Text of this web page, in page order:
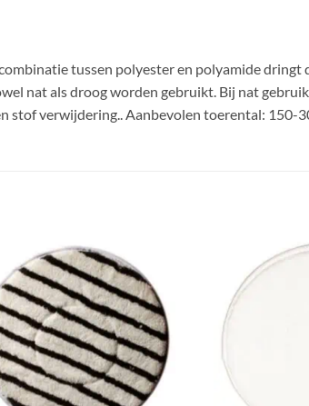
tussen polyester en polyamide
nat als droog worden gebruikt. Bij nat
stof verwijdering.. Aanbevolen toerental: 150-